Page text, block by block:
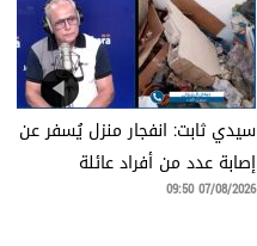
سيدي ثابت: انفجار منزل يُسفر عن
إصابة عدد من أفراد عائلة
07/08/2026 09:50